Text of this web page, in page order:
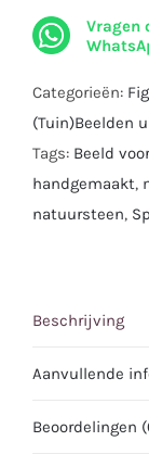
Vragen
Categorieën:
(Tuin)Beelden
Tags: Beeld
handgemaakt,
natuursteen,
Beschrijving
Aanvullende
Beoordelingen